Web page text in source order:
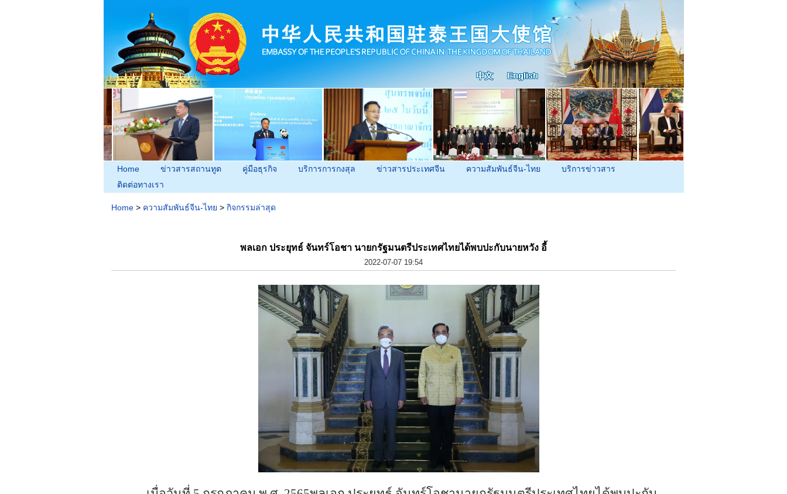
Home ข่าวสารสถานทูต คู่มือธุรกิจ บริการการกงสุล ข่าวสารประเทศจีน ความสัมพันธ์จีน-ไทย
บริการข่าวสาร
ติดต่อทางเรา
Home > ความสัมพันธ์จีน-ไทย > กิจกรรมล่าสุด
พลเอก ประยุทธ์ จันทร์โอชา นายกรัฐมนตรีประเทศไทยได้พบปะกับนายหวัง อี้
2022-07-07 19:54